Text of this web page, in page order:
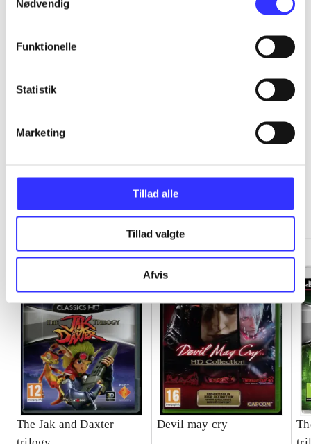
Nødvendig
Funktionelle
Statistik
Marketing
Tillad alle
Tillad valgte
Afvis
Classics HD
Gå til serien
The Jak and Daxter
Devil may cry